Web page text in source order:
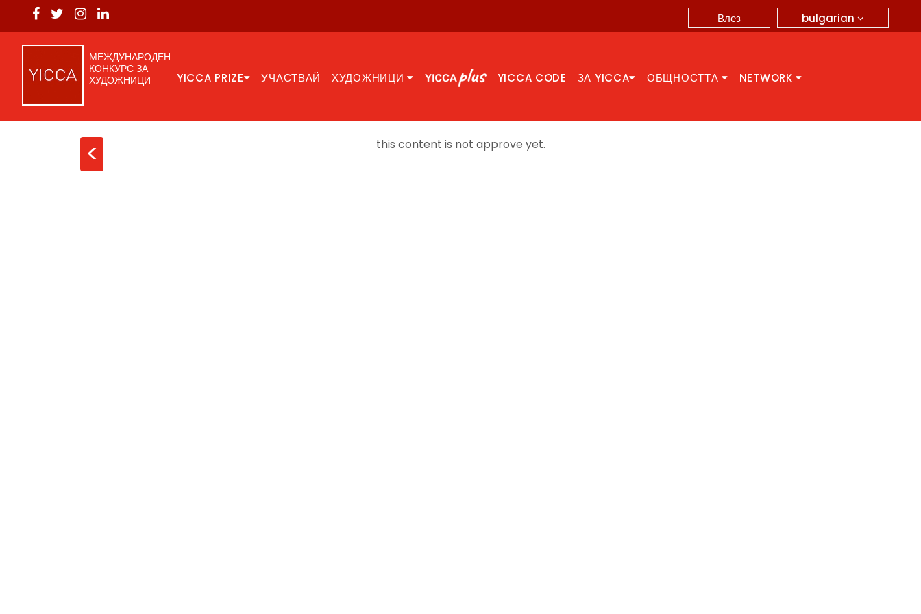
bulgarian
Влез
МЕЖДУНАРОДЕН
КОНКУРС ЗА
ХУДОЖНИЦИ
YICCA PRIZE УЧАСТВАЙ ХУДОЖНИЦИ YICCA CODE ЗА YICCA ОБЩНОСТТА NETWORK
< this content is not approve yet.